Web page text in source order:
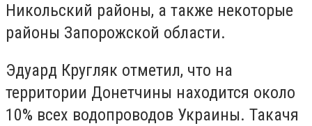
Никольский районы, а также некоторые
районы Запорожской области.
Эдуард Кругляк отметил, что на
территории Донетчины находится около
10% всех водопроводов Украины. Такачя